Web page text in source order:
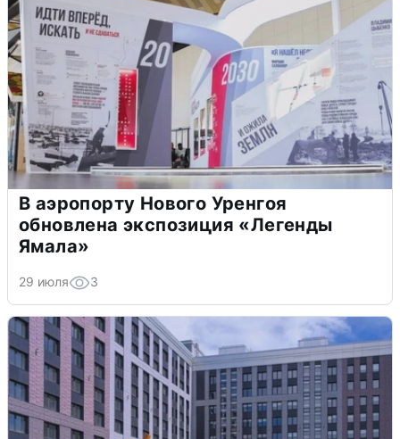
В аэропорту Нового Уренгоя
обновлена экспозиция «Легенды
Ямала»
29 июля 3